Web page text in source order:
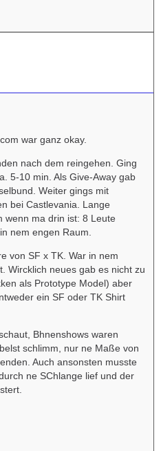
war ganz okay.
nach dem reingehen. Ging
5-10 min. Als Give-Away gab
Weiter gings mit
bei Castlevania. Lange
wenn ma drin ist: 8 Leute
nem engen Raum.
von SF x TK. War in nem
Wircklich neues gab es nicht zu
als Prototype Model) aber
ein SF oder TK Shirt
Bhnenshows waren
schlimm, nur ne Maße von
Auch ansonsten musste
ne SChlange lief und der